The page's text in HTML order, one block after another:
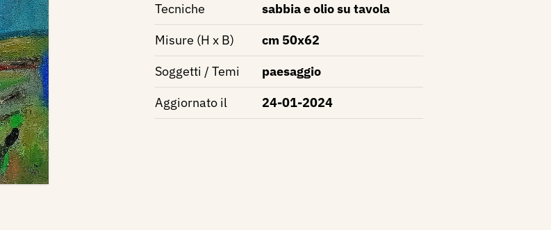
Tecniche
sabbia e olio su tavola
Misure (H x B)
cm 50x62
Soggetti / Temi
paesaggio
Aggiornato il
24-01-2024